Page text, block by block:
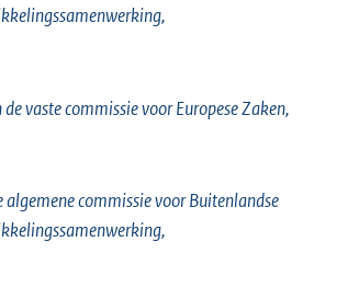
vaste commissie voor Europese Zaken,
algemene commissie voor Buitenlandse